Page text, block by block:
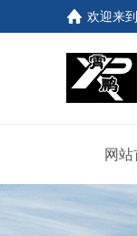
欢迎来到
网